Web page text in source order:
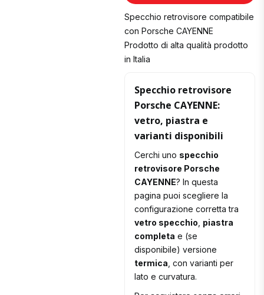
Carrello
Specchio retrovisore compatibile
con Porsche CAYENNE
Prodotto di alta qualità prodotto
in Italia
Specchio retrovisore
Porsche CAYENNE:
vetro, piastra e
varianti disponibili
Cerchi uno specchio
retrovisore Porsche
CAYENNE? In questa
pagina puoi scegliere la
configurazione corretta tra
vetro specchio piastra
completa e (se
disponibile) versione
termica , con varianti per
lato e curvatura.